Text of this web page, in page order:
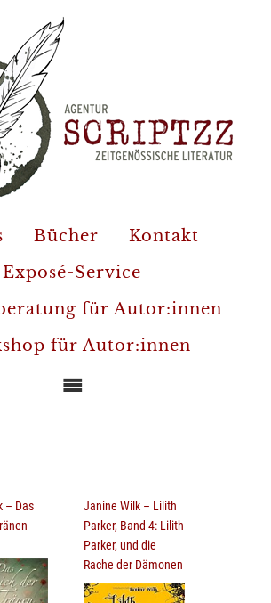
Bücher
Kontakt
Exposé-Service
für Autor:innen
für Autor:innen
– Das
Janine Wilk – Lilith
Parker, Band 4: Lilith
Parker, und die
Rache der Dämonen